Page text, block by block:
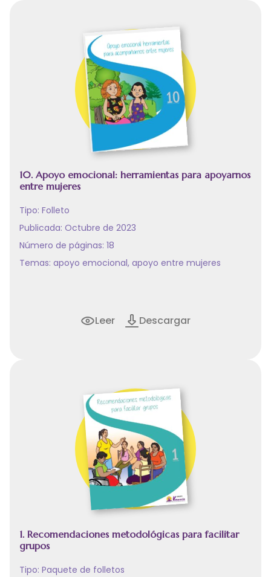
10. Apoyo emocional: herramientas para apoyarnos
entre mujeres
Tipo: Folleto
Publicada: Octubre de 2023
Número de páginas: 18
Temas: apoyo emocional, apoyo entre mujeres
Leer Descargar
1. Recomendaciones metodológicas para facilitar
grupos
Tipo: Paquete de folletos